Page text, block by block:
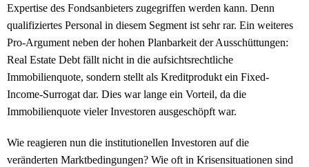
Expertise des Fondsanbieters zugegriffen werden kann. Denn
qualifiziertes Personal in diesem Segment ist sehr rar. Ein weiteres
Pro-Argument neben der hohen Planbarkeit der Ausschüttungen:
Real Estate Debt fällt nicht in die aufsichtsrechtliche
Immobilienquote, sondern stellt als Kreditprodukt ein Fixed-
Income-Surrogat dar. Dies war lange ein Vorteil, da die
Immobilienquote vieler Investoren ausgeschöpft war.
Wie reagieren nun die institutionellen Investoren auf die
veränderten Marktbedingungen? Wie oft in Krisensituationen sind